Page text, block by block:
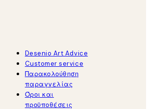
Desenio Art Advice
Customer service
Παρακολούθηση
παραγγελίας
Όροι και
προϋποθέσεις